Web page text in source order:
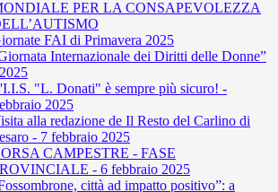
PER LA CONSAPEVOLEZZA
FAI di Primavera 2025
Internazionale dei Diritti delle Donne”
"L. Donati" è sempre più sicuro! -
2025
alla redazione de Il Resto del Carlino di
- 7 febbraio 2025
CAMPESTRE - FASE
- 6 febbraio 2025
città ad impatto positivo”: a